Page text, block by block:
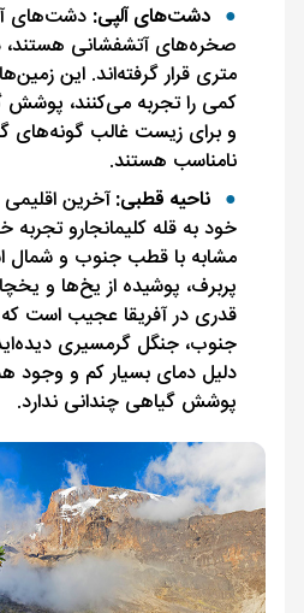
دشت‌های آلپی: دشت‌های
متری قرار گرفته‌اند. این
کمی را تجربه می‌کنند،
و برای زیست غالب گونه‌های
نامناسب هستند.
ناحیه قطبی:آخرین
خود به قله کلیمانجارو تجربه
مشابه با قطب جنوب و شمال
پربرف، پوشیده از یخ‌ها و
قدری در آفریقا عجیب است
جنوب، جنگل گرمسیری
دلیل دمای بسیار کم و وجود
پوشش گیاهی چندانی ندارد.